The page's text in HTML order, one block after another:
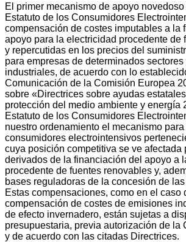
El primer mecanismo de apoyo novedoso
Estatuto de los Consumidores
compensación de costes imputables a la
apoyo para la electricidad procedente de
y repercutidas en los precios del
para empresas de determinados
industriales, de acuerdo con lo
Comunicación de la Comisión Europea
sobre «Directrices sobre ayudas
protección del medio ambiente y energía
Estatuto de los Consumidores
nuestro ordenamiento el mecanismo
consumidores electrointensivos
cuya posición competitiva se ve afectada
derivados de la financiación del apoyo a
procedente de fuentes renovables y,
bases reguladoras de la concesión de
Estas compensaciones, como en el caso
compensación de costes de emisiones
de efecto invernadero, están sujetas a
presupuestaria, previa autorización de la
y de acuerdo con las citadas Directrices.